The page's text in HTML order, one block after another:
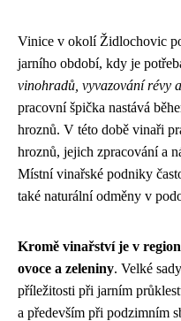
Vinice v okolí Židlochovic
jarního období, kdy je
vinohradů, vyvazování révy
pracovní špička nastává
hroznů. V této době vinaři
hroznů, jejich zpracování a
Místní vinařské podniky
také naturální odměny v
Kromě vinařství je v
ovoce a zeleniny. Velké
příležitosti při jarním
a především při podzimním